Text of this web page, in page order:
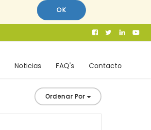
OK
Noticias FAQ's Contacto
Ordenar Por